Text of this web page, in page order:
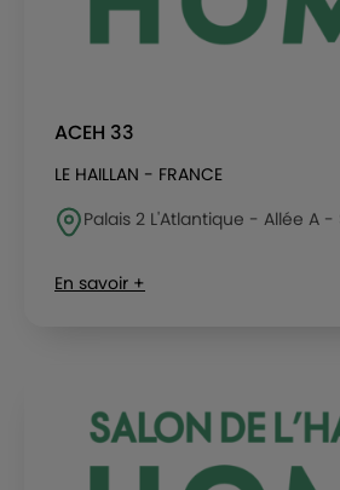
ACEH 33
LE HAILLAN - FRANCE
Palais 2 L'Atlantique - Allée A -
En savoir +